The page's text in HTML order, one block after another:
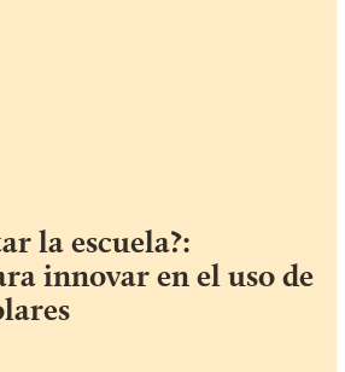
la escuela?:
innovar en el uso de